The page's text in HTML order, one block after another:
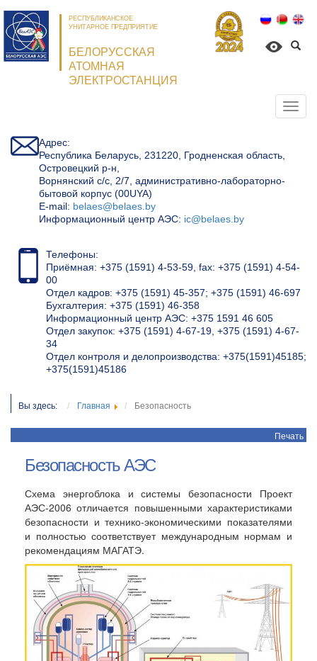
РЕСПУБЛИКАНСКОЕ
УНИТАРНОЕ ПРЕДПРИЯТИЕ
БЕЛОРУССКАЯ
АТОМНАЯ
ЭЛЕКТРОСТАНЦИЯ
Адрес:
Республика Беларусь, 231220, Гродненская область,
Островецкий р-н,
Ворнянский с/с, 2/7, административно-лабораторно-
бытовой корпус (00UYA)
Е-mail: belaes@belaes.by
Информационный центр АЭС: ic@belaes.by
Телефоны:
Приёмная: +375 (1591) 4-53-59, fax: +375 (1591) 4-54-
00
Отдел кадров: +375 (1591) 45-357; +375 (1591) 46-697
Бухгалтерия: +375 (1591) 46-358
Информационный центр АЭС: +375 1591 46 605
Отдел закупок: +375 (1591) 4-67-19, +375 (1591) 4-67-
34
Отдел контроля и делопроизводства: +375(1591)45185;
+375(1591)45186
Вы здесь: Главная Безопасность
Печать
Безопасность АЭС
Схема энергоблока и системы безопасности Проект
АЭС-2006 отличается повышенными характеристиками
безопасности и технико-экономическими показателями
и полностью соответствует международным нормам и
рекомендациям МАГАТЭ.